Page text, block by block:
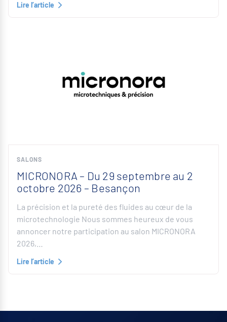
Lire l’article
SALONS
MICRONORA – Du 29 septembre au 2
octobre 2026 – Besançon
La précision et la pureté des fluides au cœur de la
microtechnologie Nous sommes heureux de vous
annoncer notre participation au salon MICRONORA
2026,…
Lire l’article